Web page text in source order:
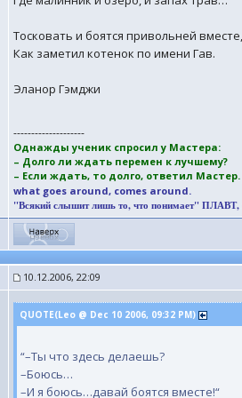
Тосковать и боятся привольней вместе,
Как заметил котенок по имени Гав.
Эланор Гэмджи
--------------------
Однажды ученик спросил у Мастера:
– Долго ли ждать перемен к лучшему?
– Если ждать, то долго, ответил Мастер.
what goes around, comes around.
"Всякий слышит лишь то, что понимает" ПЛАВТ,
10.12.2006, 22:09
QUOTE(Leo @ Dec 10 2006, 09:32 PM)
“–Ты что здесь делаешь?
–Боюсь…
–И я боюсь…давай боятся вместе!“